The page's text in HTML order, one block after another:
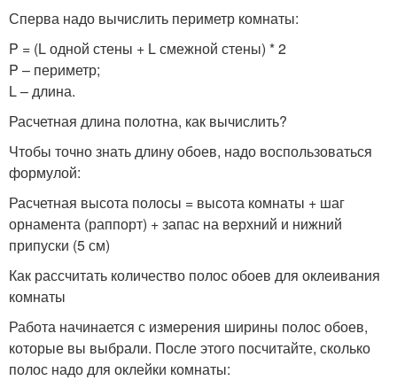
Сперва надо вычислить периметр комнаты:
P = (L одной стены + L смежной стены) * 2
P – периметр;
L – длина.
Расчетная длина полотна, как вычислить?
Чтобы точно знать длину обоев, надо воспользоваться
формулой:
Расчетная высота полосы = высота комнаты + шаг
орнамента (раппорт) + запас на верхний и нижний
припуски (5 см)
Как рассчитать количество полос обоев для оклеивания
комнаты
Работа начинается с измерения ширины полос обоев,
которые вы выбрали. После этого посчитайте, сколько
полос надо для оклейки комнаты: